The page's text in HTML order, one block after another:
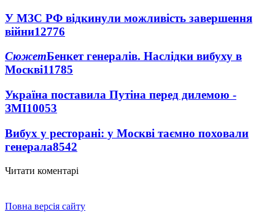
У МЗС РФ відкинули можливість завершення
війни12776
СюжетБенкет генералів. Наслідки вибуху в
Москві11785
Україна поставила Путіна перед дилемою -
ЗМІ10053
Вибух у ресторані: у Москві таємно поховали
генерала8542
Читати коментарі
Повна версія сайту